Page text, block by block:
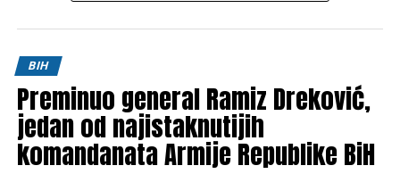
će doći do promjene vremena. Prema trenutnim
prognostičkim modelima, toplotni talas će potrajati
najmanje do oko10. augusta, ali je riječ o periodu koji je
još uvijek dovoljno udaljen da bi prognoze bile potpuno
pouzdane.
BIH
Preminuo general Ramiz Dreković,
jedan od najistaknutijih
komandanata Armije Republike BiH